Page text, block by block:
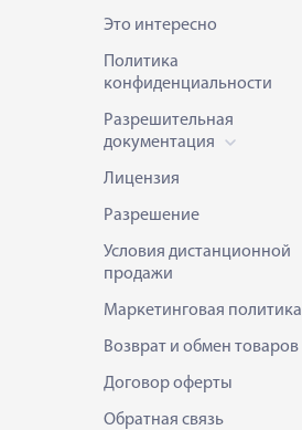
Это интересно
Политика
конфиденциальности
Разрешительная
документация
Лицензия
Разрешение
Условия дистанционной
продажи
Маркетинговая политика
Возврат и обмен товаров
Договор оферты
Обратная связь